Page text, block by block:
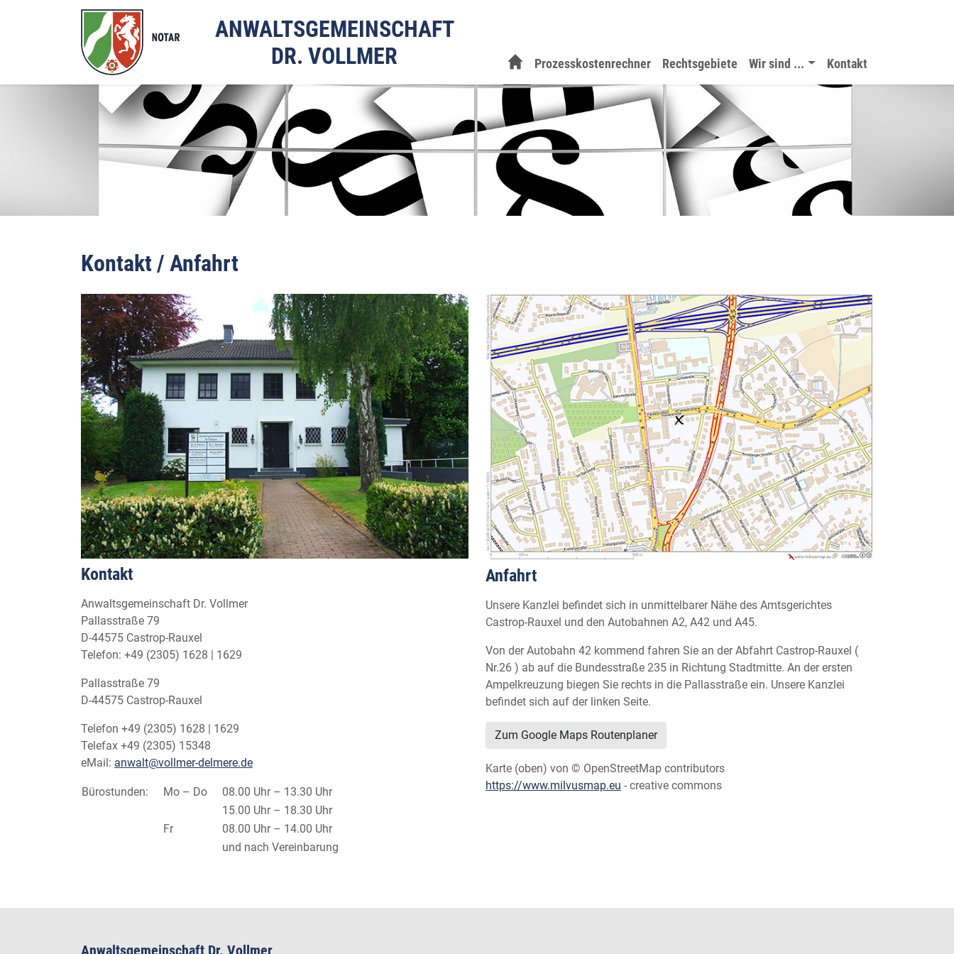
ANWALTSGEMEINSCHAFT
DR. VOLLMER
Prozesskostenrechner Rechtsgebiete Wir sind ... Kontakt
Kontakt / Anfahrt
Kontakt
Anwaltsgemeinschaft Dr. Vollmer
Pallasstraße 79
D-44575 Castrop-Rauxel
Telefon: +49 (2305) 1628 | 1629
Pallasstraße 79
D-44575 Castrop-Rauxel
Telefon +49 (2305) 1628 | 1629
Telefax +49 (2305) 15348
eMail: anwalt@vollmer-delmere.de
Bürostunden: Mo – Do
08.00 Uhr – 13.30 Uhr
15.00 Uhr – 18.30 Uhr
Fr
08.00 Uhr – 14.00 Uhr
und nach Vereinbarung
Anfahrt
Unsere Kanzlei befindet sich in unmittelbarer Nähe des Amtsgerichtes
Castrop-Rauxel und den Autobahnen A2, A42 und A45.
Von der Autobahn 42 kommend fahren Sie an der Abfahrt Castrop-Rauxel (
Nr.26 ) ab auf die Bundesstraße 235 in Richtung Stadtmitte. An der ersten
Ampelkreuzung biegen Sie rechts in die Pallasstraße ein. Unsere Kanzlei
befindet sich auf der linken Seite.
Zum Google Maps Routenplaner
Karte (oben) von © OpenStreetMap contributors
https://www.milvusmap.eu - creative commons
Anwaltsgemeinschaft Dr. Vollmer